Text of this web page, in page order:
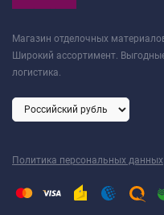
Магазин отделочных
Широкий ассортимент.
логистика.
Политика персональных данных